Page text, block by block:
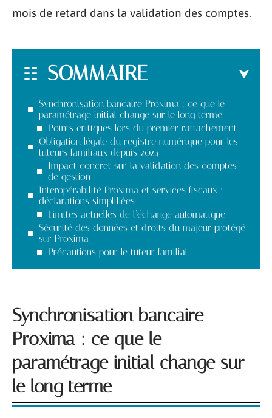
mois de retard dans la validation des comptes.
SOMMAIRE
Synchronisation bancaire Proxima : ce que le
paramétrage initial change sur le long terme
Points critiques lors du premier rattachement
Obligation légale du registre numérique pour les
tuteurs familiaux depuis 2024
Impact concret sur la validation des comptes
de gestion
Interopérabilité Proxima et services fiscaux :
déclarations simplifiées
Limites actuelles de l’échange automatique
Sécurité des données et droits du majeur protégé
sur Proxima
Précautions pour le tuteur familial
Synchronisation bancaire
Proxima : ce que le
paramétrage initial change sur
le long terme